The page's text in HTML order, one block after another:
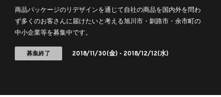
商品パッケージのリデザインを通じて自社の商品を国内外を問わ
ず多くのお客さんに届けたいと考える旭川市・釧路市・余市町の
中小企業等を募集中です。
募集終了 2018/11/30(金) - 2018/12/12(水)